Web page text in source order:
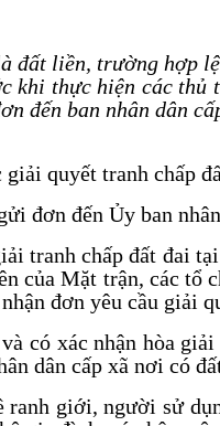
liền, trường hợp
khi thực hiện các
đến ban nhân dân
quyết tranh chấp
đơn đến Ủy ban
tranh chấp đất đai
của Mặt trận, các
đơn yêu cầu giải
có xác nhận hòa
dân cấp xã nơi có
giới, người sử